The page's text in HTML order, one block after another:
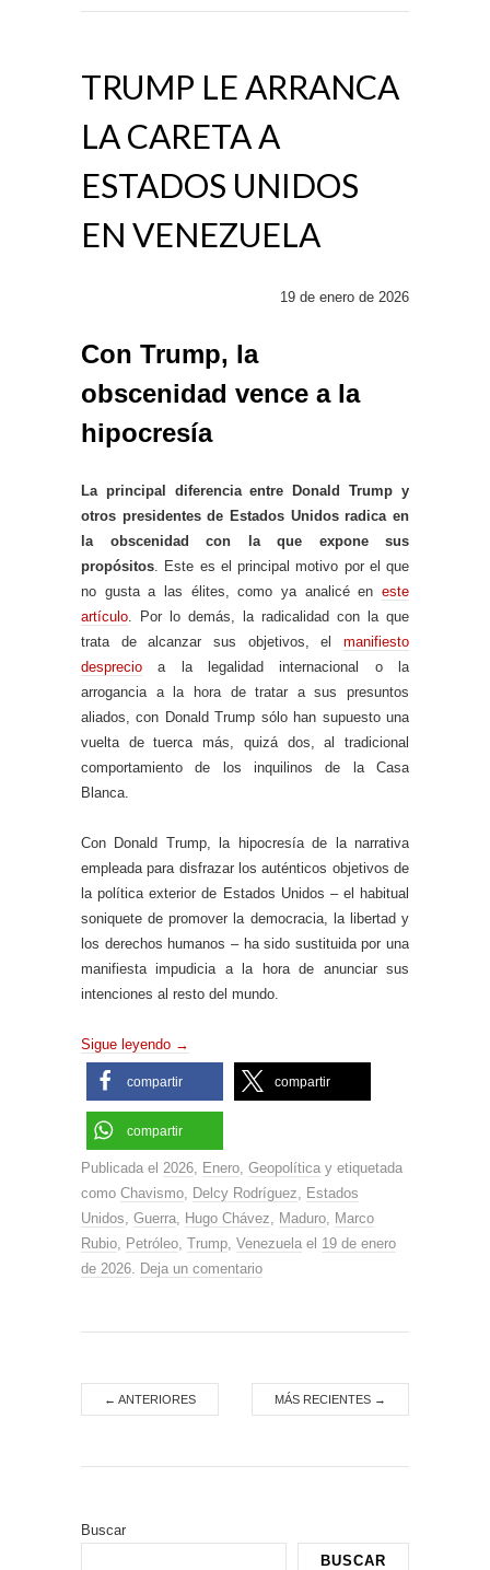
TRUMP LE ARRANCA
LA CARETA A
ESTADOS UNIDOS
EN VENEZUELA
19 de enero de 2026
Con Trump, la
obscenidad vence a la
hipocresía
La principal diferencia entre Donald Trump y
otros presidentes de Estados Unidos radica en
la obscenidad con la que expone sus
propósitos . Este es el principal motivo por el que
no gusta a las élites, como ya analicé en este
artículo . Por lo demás, la radicalidad con la que
trata de alcanzar sus objetivos, el manifiesto
desprecio a la legalidad internacional o la
arrogancia a la hora de tratar a sus presuntos
aliados, con Donald Trump sólo han supuesto una
vuelta de tuerca más, quizá dos, al tradicional
comportamiento de los inquilinos de la Casa
Blanca.
Con Donald Trump, la hipocresía de la narrativa
empleada para disfrazar los auténticos objetivos de
la política exterior de Estados Unidos – el habitual
soniquete de promover la democracia, la libertad y
los derechos humanos – ha sido sustituida por una
manifiesta impudicia a la hora de anunciar sus
intenciones al resto del mundo.
Sigue leyendo →
compartir compartir
compartir
Publicada el 2026 Enero Geopolítica y etiquetada
como Chavismo Delcy Rodríguez
Estados
Unidos Guerra Hugo Chávez Maduro
Marco
Rubio
Petróleo Trump Venezuela el 19 de enero
de 2026
Deja un comentario
← ANTERIORES MÁS RECIENTES →
Buscar
BUSCAR